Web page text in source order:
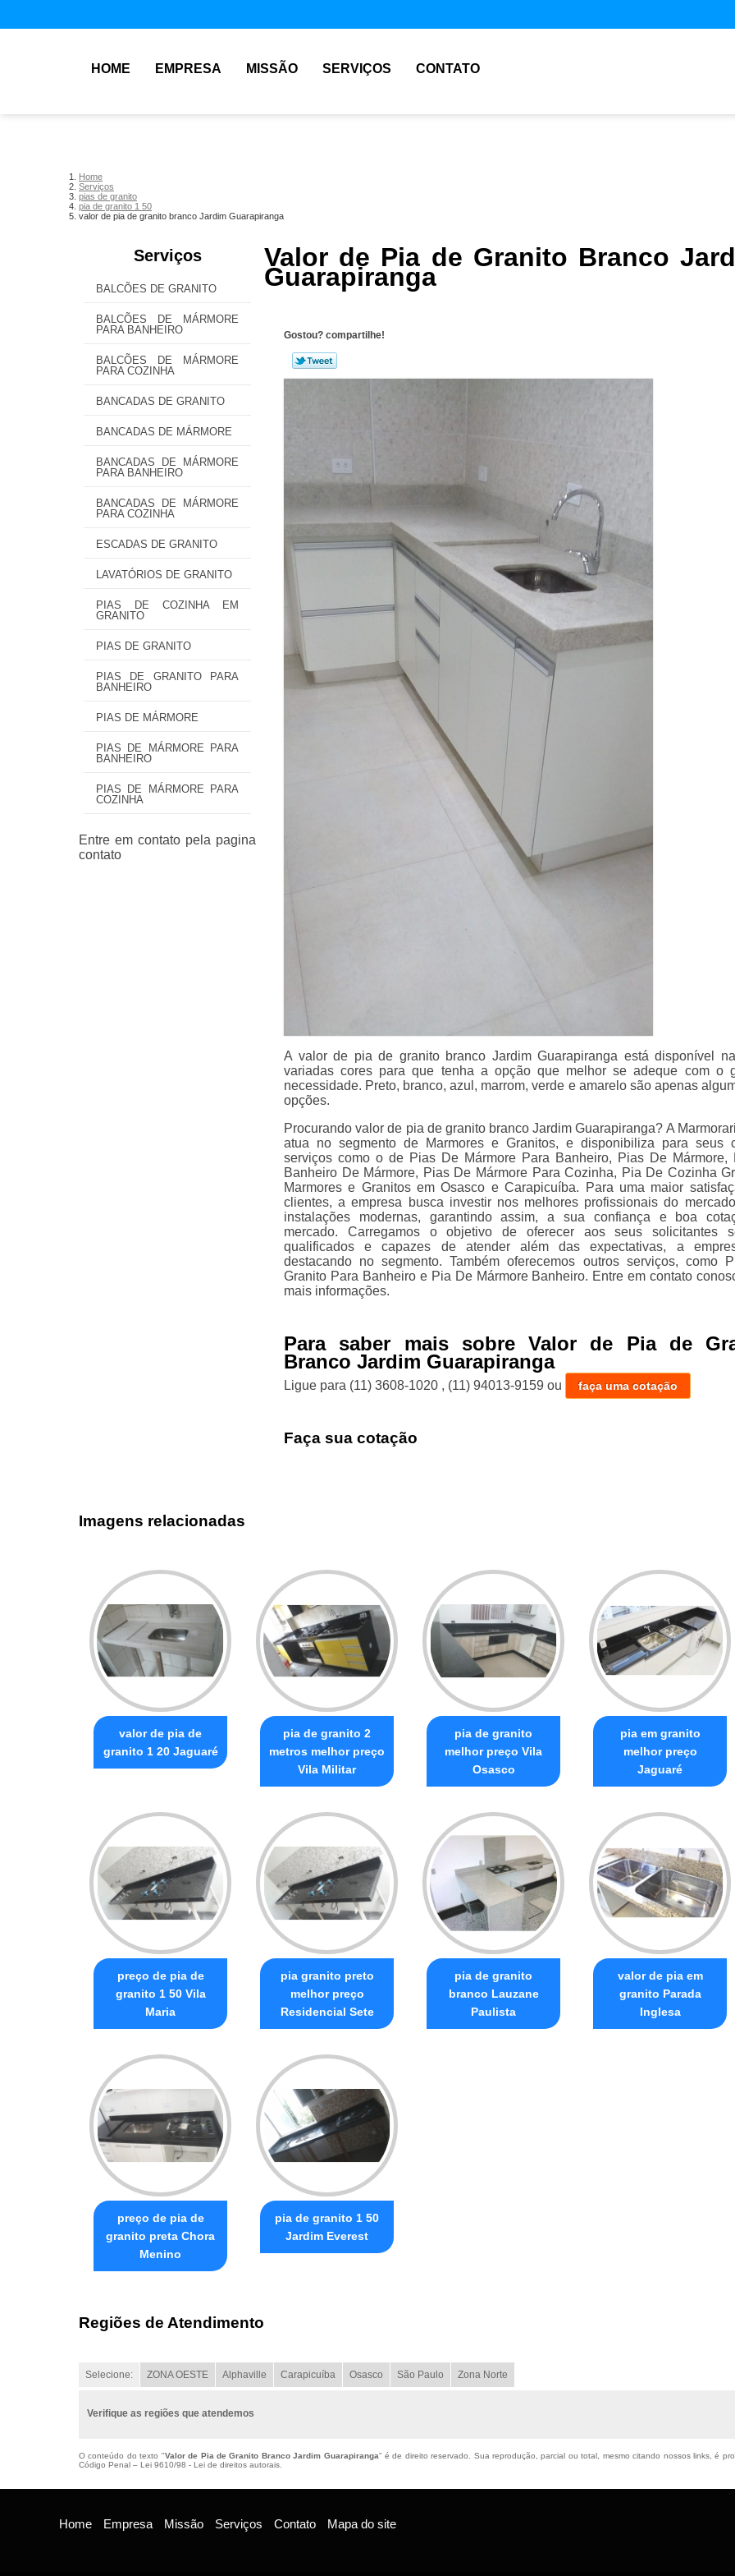
HOME EMPRESA MISSÃO SERVIÇOS CONTATO
Home
Serviços
pias de granito
pia de granito 1 50
valor de pia de granito branco Jardim Guarapiranga
Serviços
BALCÕES DE GRANITO
BALCÕES DE MÁRMORE
PARA BANHEIRO
BALCÕES DE MÁRMORE
PARA COZINHA
BANCADAS DE GRANITO
BANCADAS DE MÁRMORE
BANCADAS DE MÁRMORE
PARA BANHEIRO
BANCADAS DE MÁRMORE
PARA COZINHA
ESCADAS DE GRANITO
LAVATÓRIOS DE GRANITO
PIAS DE COZINHA EM
GRANITO
PIAS DE GRANITO
PIAS DE GRANITO PARA
BANHEIRO
PIAS DE MÁRMORE
PIAS DE MÁRMORE PARA
BANHEIRO
PIAS DE MÁRMORE PARA
COZINHA
Valor de Pia de Granito Branco
Guarapiranga
Gostou? compartilhe!
A valor de pia de granito branco Jardim Guarapiranga está disponível
variadas cores para que tenha a opção que melhor se adeque com o
necessidade. Preto, branco, azul, marrom, verde e amarelo são apenas
opções.
Procurando valor de pia de granito branco Jardim Guarapiranga? A
atua no segmento de Marmores e Granitos, e disponibiliza para seus
serviços como o de Pias De Mármore Para Banheiro, Pias De Mármore,
Banheiro De Mármore, Pias De Mármore Para Cozinha, Pia De Cozinha
Marmores e Granitos em Osasco e Carapicuíba. Para uma maior
clientes, a empresa busca investir nos melhores profissionais do
instalações modernas, garantindo assim, a sua confiança e boa
mercado. Carregamos o objetivo de oferecer aos seus solicitantes
qualificados e capazes de atender além das expectativas, a
destacando no segmento. Também oferecemos outros serviços, como
Granito Para Banheiro e Pia De Mármore Banheiro. Entre em contato
mais informações.
Para saber mais sobre Valor de Pia de
Branco Jardim Guarapiranga
Ligue para (11) 3608-1020 , (11) 94013-9159 ou faça uma cotação
Faça sua cotação
Imagens relacionadas
valor de pia de
granito 1 20 Jaguaré
pia de granito 2
metros melhor preço
Vila Militar
pia de granito
melhor preço Vila
Osasco
pia em granito
melhor preço
Jaguaré
preço de pia de
granito 1 50 Vila
Maria
pia granito preto
melhor preço
Residencial Sete
pia de granito
branco Lauzane
Paulista
valor de pia em
granito Parada
Inglesa
preço de pia de
granito preta Chora
Menino
pia de granito 1 50
Jardim Everest
Regiões de Atendimento
Selecione: ZONA OESTE Alphaville Carapicuíba Osasco São Paulo Zona Norte
Verifique as regiões que atendemos
O conteúdo do texto "Valor de Pia de Granito Branco Jardim Guarapiranga" é de direito reservado. Sua reprodução, parcial ou total, mesmo citando nossos links, é
Código Penal – Lei 9610/98 - Lei de direitos autorais
Home Empresa Missão Serviços Contato Mapa do site